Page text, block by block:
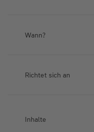
Wann?
Richtet sich an
Inhalte